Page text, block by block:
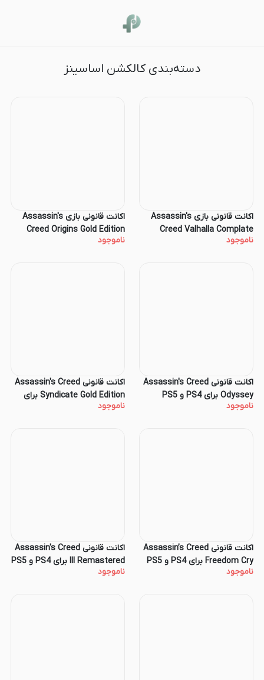
دسته‌بندی کالکشن اساسینز
اکانت قانونی بازی Assassin's
Creed Valhalla Complate
Edition برای کنسول PS4 و PS5
ناموجود
اکانت قانونی بازی Assassin's
Creed Origins Gold Edition
برای کنسول PS4 و PS5
ناموجود
اکانت قانونی Assassin's Creed
Odyssey برای PS4 و PS5
ناموجود
اکانت قانونی Assassin's Creed
Syndicate Gold Edition برای
PS4 و PS5
ناموجود
اکانت قانونی Assassin’s Creed
Freedom Cry برای PS4 و PS5
ناموجود
اکانت قانونی Assassin's Creed
III Remastered برای PS4 و PS5
ناموجود